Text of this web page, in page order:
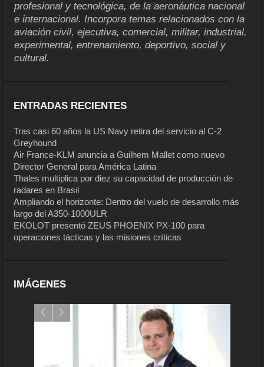
profesional y tecnológica, de la aeronáutica nacional
e internacional. Incorpora temas relacionados con la
aviación civil, ejecutiva, comercial, militar, industrial,
experimental, entrenamiento, deportivo, social y
cultural.
ENTRADAS RECIENTES
Tras casi 60 años la US Navy retira del servicio al C-2
Greyhound
Air France-KLM anuncia a Guilhem Mallet como nuevo
Director General para América Latina
Thales multiplica por diez su capacidad de producción de
radares en Brasil
Ampliando el horizonte: Dentro del vuelo de desarrollo más
largo del A350-1000ULR
EKOLOT presentó ZEUS PHOENIX PX-100 para
operaciones tácticas y las misiones críticas
IMÁGENES